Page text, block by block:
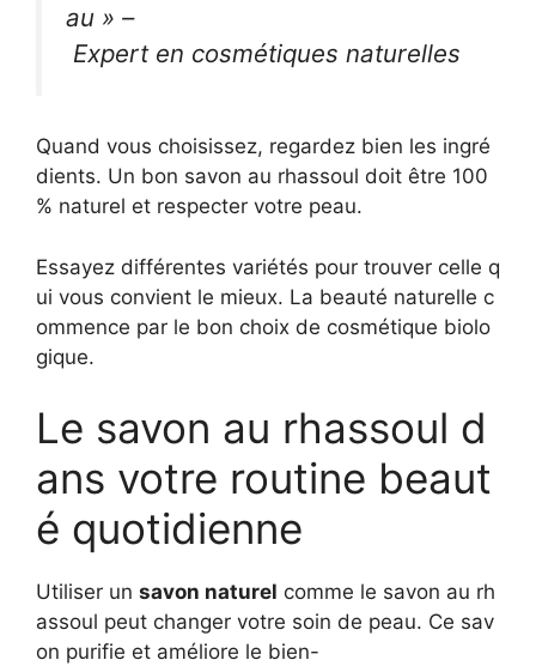
au » –
Expert en cosmétiques naturelles
Quand vous choisissez, regardez bien les ingré
dients. Un bon savon au rhassoul doit être 100
% naturel et respecter votre peau.
Essayez différentes variétés pour trouver celle q
ui vous convient le mieux. La beauté naturelle c
ommence par le bon choix de cosmétique biolo
gique.
Le savon au rhassoul d
ans votre routine beaut
é quotidienne
Utiliser un savon naturel comme le savon au rh
assoul peut changer votre soin de peau. Ce sav
on purifie et améliore le bien-